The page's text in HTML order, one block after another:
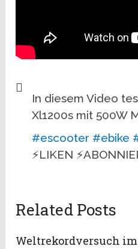
In diesem Video
Xl1200s mit 500W
#escooter #ebike
⚡LIKEN
Related Posts
Weltrekordversuch im